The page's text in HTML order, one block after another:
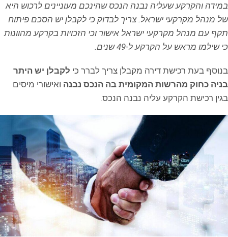
במידה והקרקע שעליה נבנה הנכס שהינכם מעוניינים לרכוש היא
של מנהל מקרקעי ישראל. צריך לבדוק כי לקבלן יש הסכם פיתוח
תקף עם מנהל מקרקעי ישראל אישור וכי הזכויות בקרקע מהוונות
כי שילמו מראש על הקרקע ל-49 שנים.
בנוסף בעת רכישת דירה מקבלן צריך לברר כי לקבלן יש היתר
בניה כחוק מהרשות המקומית בה הנכס נבנה ואישורי מיסים
בגין רכישת הקרקע עליה נבנה הנכס.